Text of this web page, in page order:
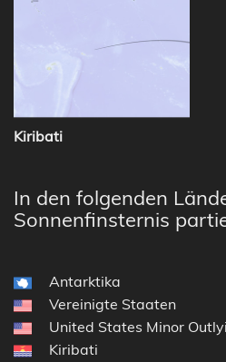
Kiribati
In den folgenden
Sonnenfinsternis
Antarktika
Vereinigte Staaten
United States Minor
Kiribati